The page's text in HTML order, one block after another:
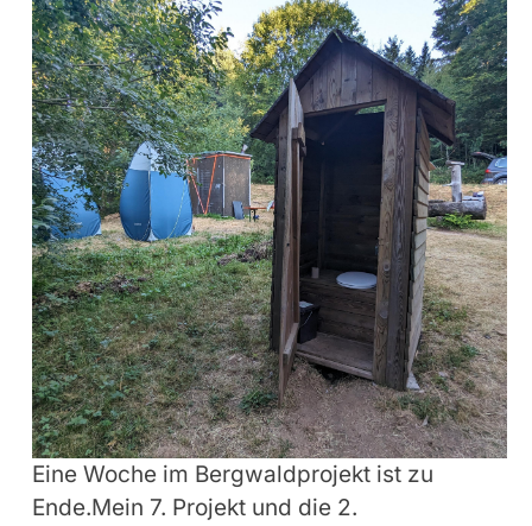
Eine Woche im Bergwaldprojekt ist zu
Ende.Mein 7. Projekt und die 2.